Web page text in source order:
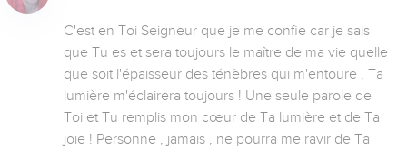
C'est en Toi Seigneur que je me confie car je sais
que Tu es et sera toujours le maître de ma vie quelle
que soit l'épaisseur des ténèbres qui m'entoure , Ta
lumière m'éclairera toujours ! Une seule parole de
Toi et Tu remplis mon cœur de Ta lumière et de Ta
joie ! Personne , jamais , ne pourra me ravir de Ta